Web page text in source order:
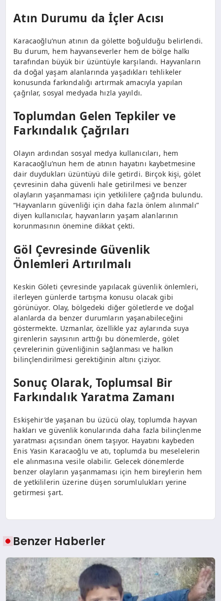
Atın Durumu da İçler Acısı
Karacaoğlu’nun atının da gölette boğulduğu belirlendi.
Bu durum, hem hayvanseverler hem de bölge halkı
tarafından büyük bir üzüntüyle karşılandı. Hayvanların
da doğal yaşam alanlarında yaşadıkları tehlikeler
konusunda farkındalığı artırmak amacıyla yapılan
çağrılar, sosyal medyada hızla yayıldı.
Toplumdan Gelen Tepkiler ve
Farkındalık Çağrıları
Olayın ardından sosyal medya kullanıcıları, hem
Karacaoğlu’nun hem de atının hayatını kaybetmesine
dair duydukları üzüntüyü dile getirdi. Birçok kişi, gölet
çevresinin daha güvenli hale getirilmesi ve benzer
olayların yaşanmaması için yetkililere çağrıda bulundu.
“Hayvanların güvenliği için daha fazla önlem alınmalı”
diyen kullanıcılar, hayvanların yaşam alanlarının
korunmasının önemine dikkat çekti.
Göl Çevresinde Güvenlik
Önlemleri Artırılmalı
Keskin Göleti çevresinde yapılacak güvenlik önlemleri,
ilerleyen günlerde tartışma konusu olacak gibi
görünüyor. Olay, bölgedeki diğer göletlerde ve doğal
alanlarda da benzer durumların yaşanabileceğini
göstermekte. Uzmanlar, özellikle yaz aylarında suya
girenlerin sayısının arttığı bu dönemlerde, gölet
çevrelerinin güvenliğinin sağlanması ve halkın
bilinçlendirilmesi gerektiğinin altını çiziyor.
Sonuç Olarak, Toplumsal Bir
Farkındalık Yaratma Zamanı
Eskişehir’de yaşanan bu üzücü olay, toplumda hayvan
hakları ve güvenlik konularında daha fazla bilinçlenme
yaratması açısından önem taşıyor. Hayatını kaybeden
Enis Yasin Karacaoğlu ve atı, toplumda bu meselelerin
ele alınmasına vesile olabilir. Gelecek dönemlerde
benzer olayların yaşanmaması için hem bireylerin hem
de yetkililerin üzerine düşen sorumlulukları yerine
getirmesi şart.
Benzer Haberler